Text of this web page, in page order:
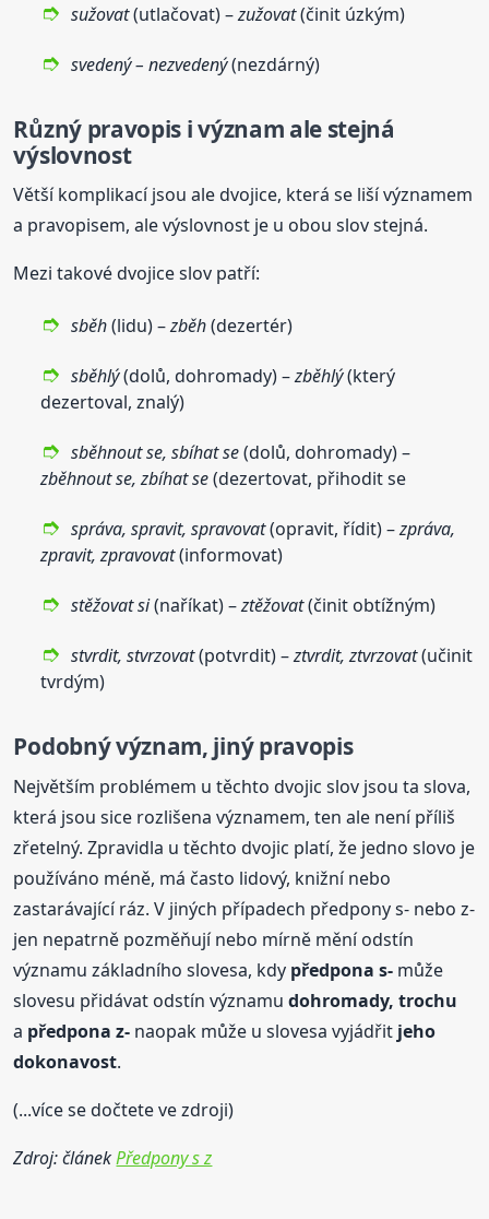
sužovat(utlačovat) –zužovat(činit úzkým)
svedený – nezvedený(nezdárný)
Různý pravopis i význam ale stejná
výslovnost
Větší komplikací jsou ale dvojice, která se liší významem
a pravopisem, ale výslovnost je u obou slov stejná.
Mezi takové dvojice slov patří:
sběh(lidu) –zběh(dezertér)
sběhlý(dolů, dohromady) –zběhlý(který
dezertoval, znalý)
sběhnout se, sbíhat se(dolů, dohromady) –
zběhnout se, zbíhat se(dezertovat, přihodit se
správa, spravit, spravovat(opravit, řídit) –zpráva,
zpravit, zpravovat(informovat)
stěžovat si(naříkat) –ztěžovat(činit obtížným)
stvrdit, stvrzovat(potvrdit) –ztvrdit, ztvrzovat(učinit
tvrdým)
Podobný význam, jiný pravopis
Největším problémem u těchto dvojic slov jsou ta slova,
která jsou sice rozlišena významem, ten ale není příliš
zřetelný. Zpravidla u těchto dvojic platí, že jedno slovo je
používáno méně, má často lidový, knižní nebo
zastarávající ráz. V jiných případech předpony s- nebo z-
jen nepatrně pozměňují nebo mírně mění odstín
významu základního slovesa, kdy předpona s- může
slovesu přidávat odstín významudohromady, trochu
a předpona z- naopak může u slovesa vyjádřit jeho
dokonavost.
(...více se dočtete ve zdroji)
Zdroj: článekPředpony s z